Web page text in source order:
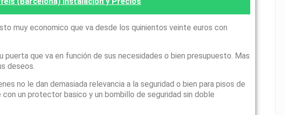
muy economico que va desde los quinientos veinte euros con
que va en función de sus necesidades o bien presupuesto. Mas
deseos.
no le dan demasiada relevancia a la seguridad o bien para pisos de
un protector basico y un bombillo de seguridad sin doble